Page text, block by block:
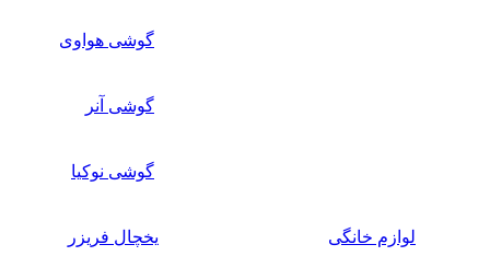
گوشی هواوی
گوشی آنر
گوشی نوکیا
لوازم خانگی یخچال فریزر